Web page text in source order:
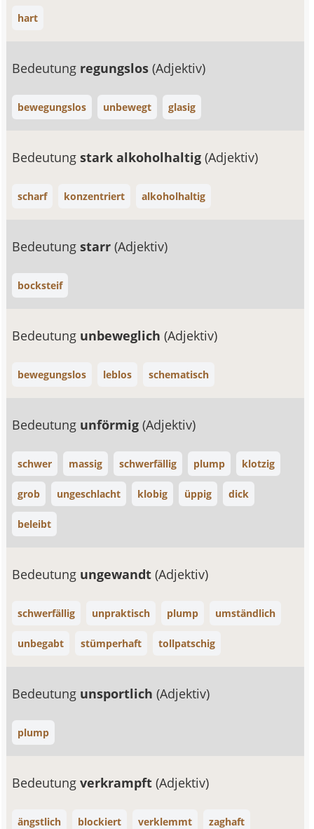
hart
Bedeutung regungslos(Adjektiv)
bewegungslos unbewegt glasig
Bedeutungstark alkoholhaltig(Adjektiv)
scharf konzentriert alkoholhaltig
Bedeutungstarr(Adjektiv)
bocksteif
Bedeutung unbeweglich(Adjektiv)
bewegungslos leblos schematisch
Bedeutung unförmig(Adjektiv)
schwer massig schwerfällig plump klotzig
grob ungeschlacht klobig üppig dick
beleibt
Bedeutung ungewandt(Adjektiv)
schwerfällig unpraktisch plump umständlich
unbegabt stümperhaft tollpatschig
Bedeutung unsportlich(Adjektiv)
plump
Bedeutungverkrampft(Adjektiv)
ängstlich blockiert verklemmt zaghaft